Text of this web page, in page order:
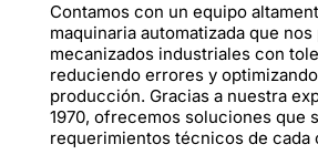
Contamos con un equipo
maquinaria automatizada que
mecanizados industriales con
reduciendo errores y
producción. Gracias a nuestra
1970, ofrecemos soluciones que
requerimientos técnicos de cada